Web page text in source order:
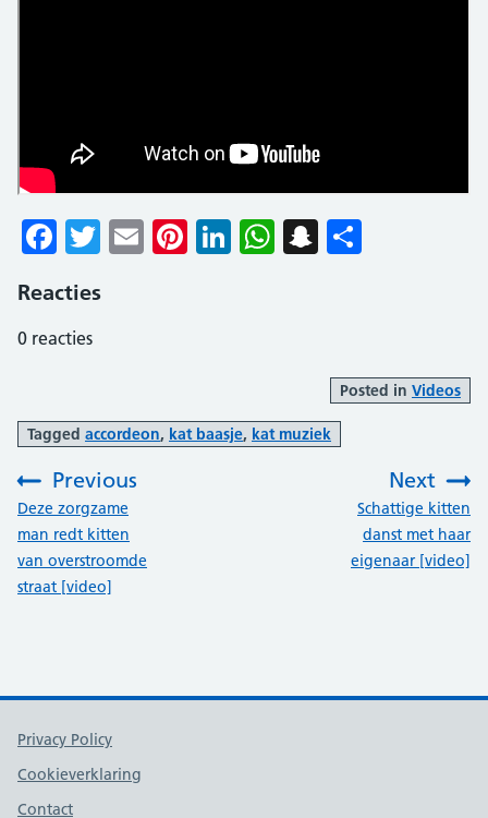
Facebook
Twitter
EmailPinterest
LinkedIn
WhatsApp
Snapchat
Reacties
0 reacties
Posted in Videos
Tagged accordeon, kat baasje, kat muziek
Previous
:Deze zorgzame
man redt kitten
van overstroomde
straat [video]
Next
Schattige kitten
danst met haar
eigenaar [video]
Support links
Privacy Policy
Cookieverklaring
Contact